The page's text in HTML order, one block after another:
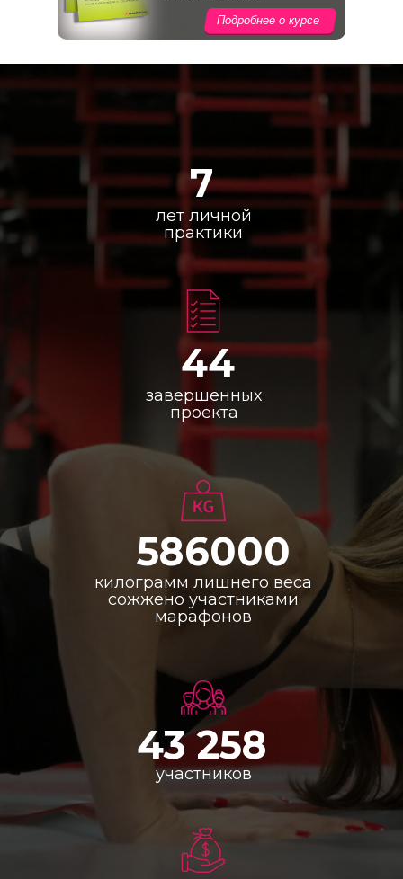
Подробнее о курсе
7
лет личной
практики
586000
килограмм лишнего веса
сожжено участниками
марафонов
43 258
участников
44
завершенных
проекта